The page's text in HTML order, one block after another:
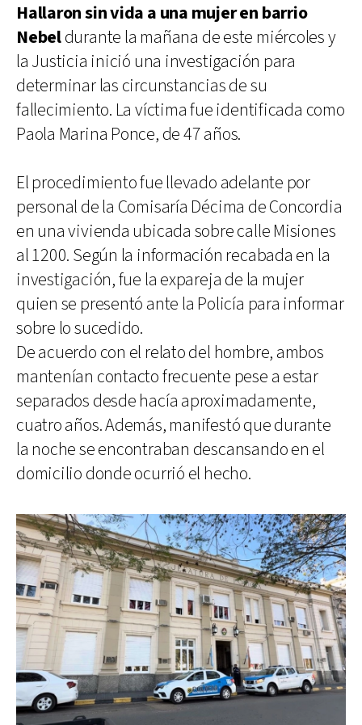
Hallaron sin vida a una mujer en barrio
Nebeldurante la mañana de este miércoles y
la Justicia inició una investigación para
determinar las circunstancias de su
fallecimiento. La víctima fue identificada como
Paola Marina Ponce, de 47 años.
El procedimiento fue llevado adelante por
personal de la Comisaría Décima de Concordia
en una vivienda ubicada sobre calle Misiones
al 1200. Según la información recabada en la
investigación, fue la expareja de la mujer
quien se presentó ante la Policía para informar
sobre lo sucedido.
De acuerdo con el relato del hombre, ambos
mantenían contacto frecuente pese a estar
separados desde hacía aproximadamente,
cuatro años. Además, manifestó que durante
la noche se encontraban descansando en el
domicilio donde ocurrió el hecho.